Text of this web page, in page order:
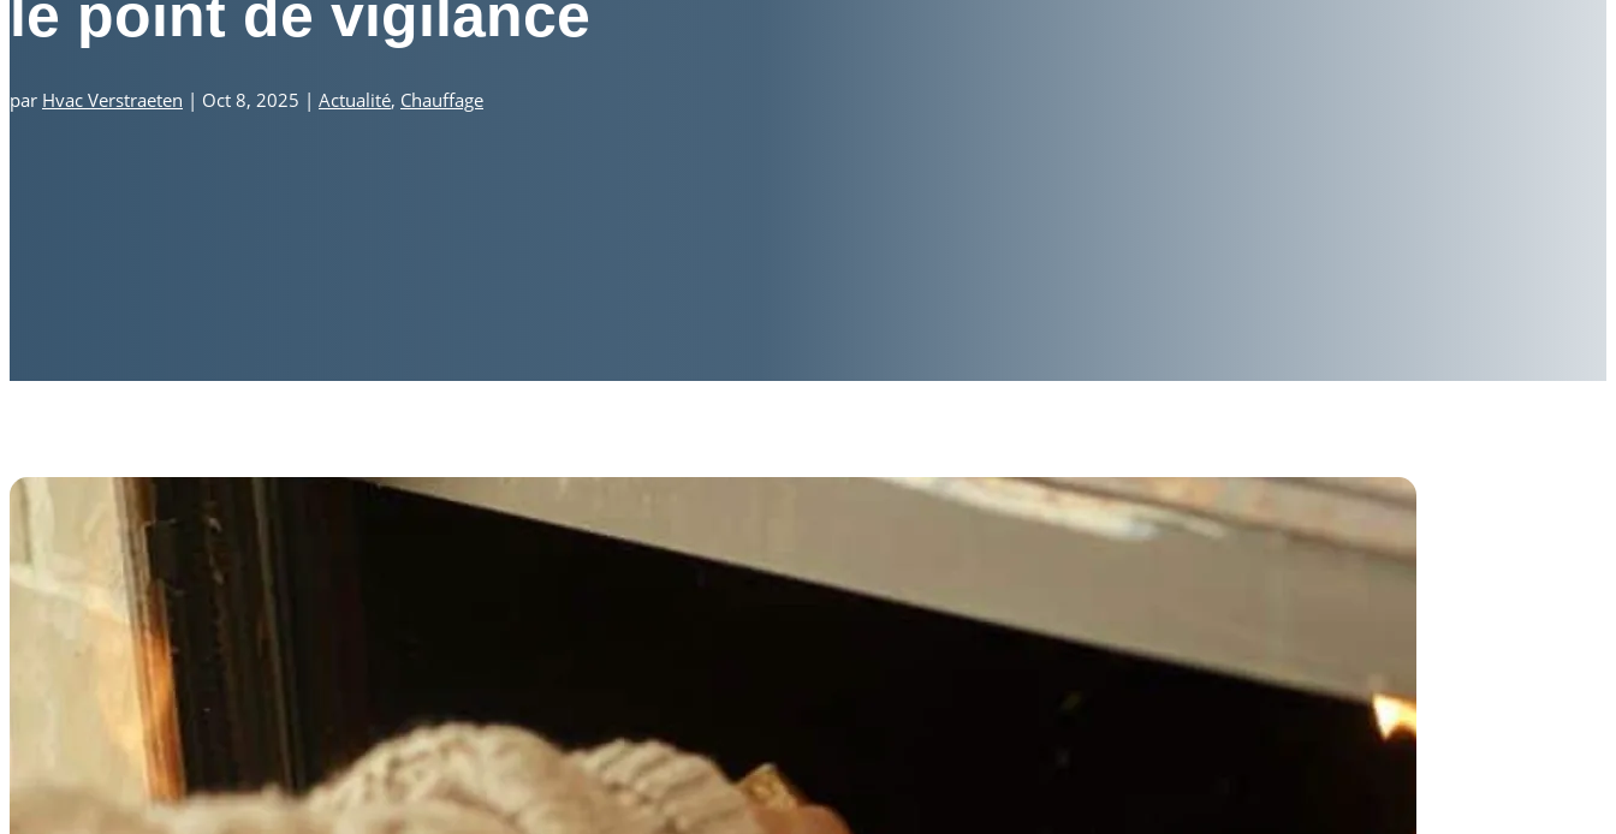
le point de vigilance
par Hvac Verstraeten | Oct 8, 2025 | Actualité, Chauffage